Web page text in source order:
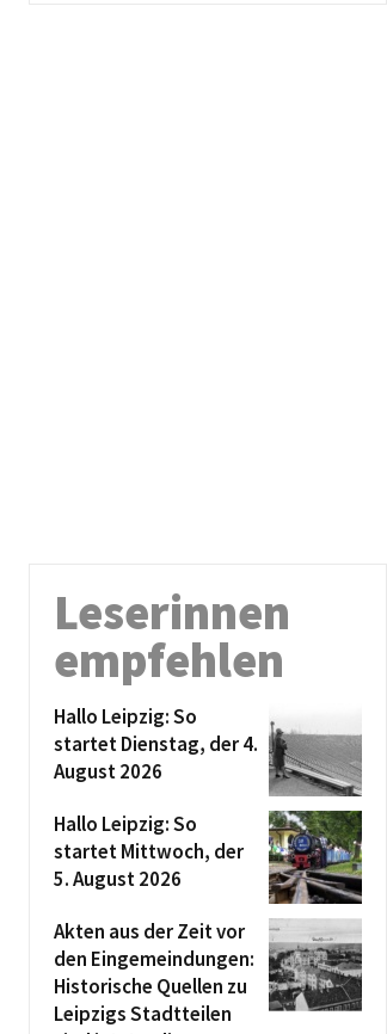
Leserinnen
empfehlen
Hallo Leipzig: So
startet Dienstag, der 4.
August 2026
Hallo Leipzig: So
startet Mittwoch, der
5. August 2026
Akten aus der Zeit vor
den Eingemeindungen:
Historische Quellen zu
Leipzigs Stadtteilen